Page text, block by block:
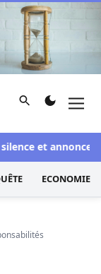
d'investigation
Rechercher
et annonce
ECONOMIE